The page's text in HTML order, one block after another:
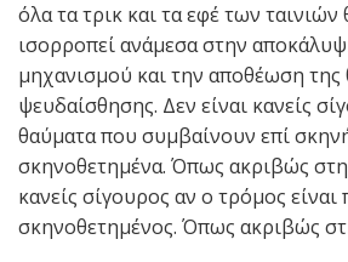
όλα τα τρικ και τα εφέ των ταινιών
ισορροπεί ανάμεσα στην
μηχανισμού και την αποθέωση της
ψευδαίσθησης. Δεν είναι κανείς
θαύματα που συμβαίνουν επί
σκηνοθετημένα. Όπως ακριβώς στη
κανείς σίγουρος αν ο τρόμος είναι
σκηνοθετημένος. Όπως ακριβώς